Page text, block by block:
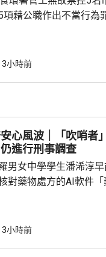
項藉公職作出不當行為
發時為食環署深水埗區
，令他們被追討罰款
：涉事管工停職 ...
3小時前
心風波｜「吹哨者
進行刑事調查
男女中學學生潘浠淳
對藥物處方的AI軟件「
露個人資料並造成指明
3小時前